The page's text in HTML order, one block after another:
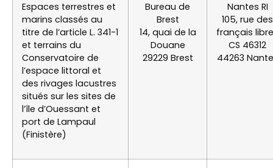
Espaces terrestres et
marins classés au
titre de l’article L. 341-1
et terrains du
Conservatoire de
l’espace littoral et
des rivages lacustres
situés sur les sites de
l’île d’Ouessant et
port de Lampaul
(Finistère)
Bureau de
Brest
14, quai de la
Douane
29229 Brest
Nantes RI
105, rue des
français
CS 46312
44263